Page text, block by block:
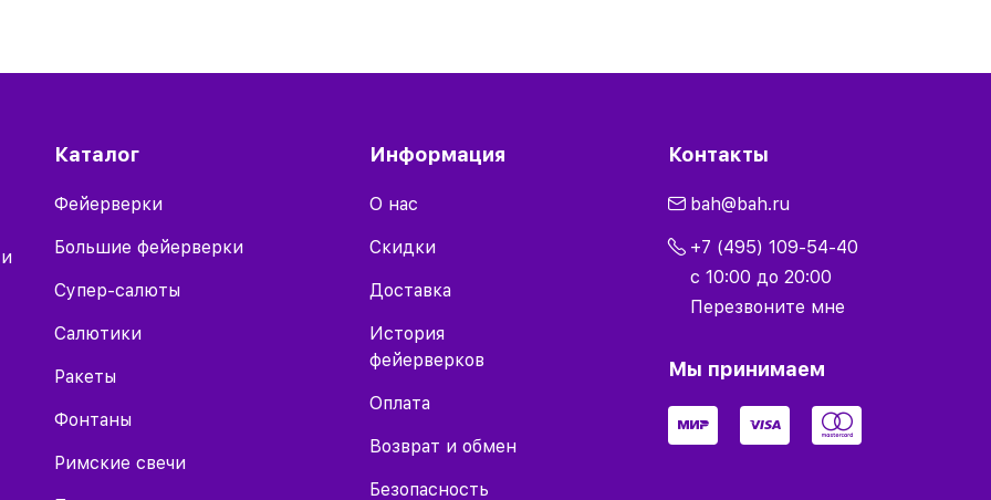
Каталог
Фейерверки
Большие фейерверки
Супер-салюты
Салютики
Ракеты
Фонтаны
Римские свечи
Информация
О нас
Скидки
Доставка
История
фейерверков
Оплата
Возврат и обмен
Безопасность
Контакты
bah@bah.ru
+7 (495) 109-54-40
с 10:00 до 20:00
Перезвоните мне
Мы принимаем